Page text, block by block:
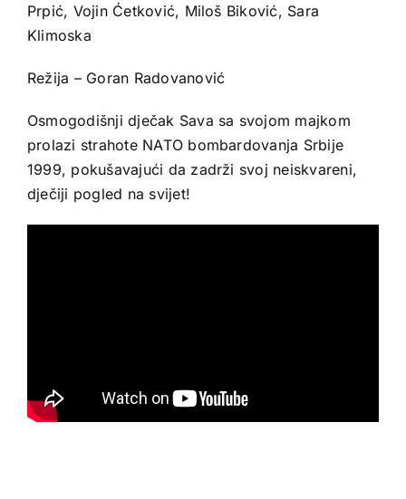
Prpić, Vojin Ćetković, Miloš Biković, Sara
Klimoska
Režija – Goran Radovanović
Osmogodišnji dječak Sava sa svojom majkom
prolazi strahote NATO bombardovanja Srbije
1999, pokušavajući da zadrži svoj neiskvareni,
dječiji pogled na svijet!